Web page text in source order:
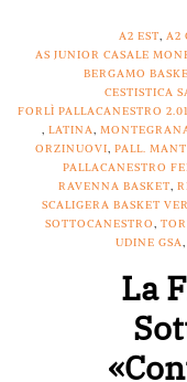
A2 EST, A2
AS JUNIOR CASALE
BERGAMO
CESTISTICA
FORLÌ PALLACANESTRO
, LATINA,
ORZINUOVI, PALL.
PALLACANESTRO
RAVENNA BASKET,
SCALIGERA BASKET
SOTTOCANESTRO,
UDINE GSA,
La